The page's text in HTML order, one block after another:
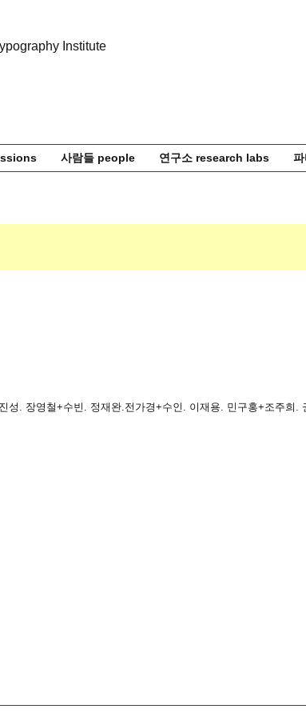
사람들 people 연구소 research labs
성. 장영철+수빈. 정재완.전가경+수인. 이재용. 민구홍+조주